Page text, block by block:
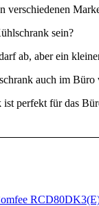
verschiedenen
sein?
ab, aber ein
auch im Büro
perfekt für das